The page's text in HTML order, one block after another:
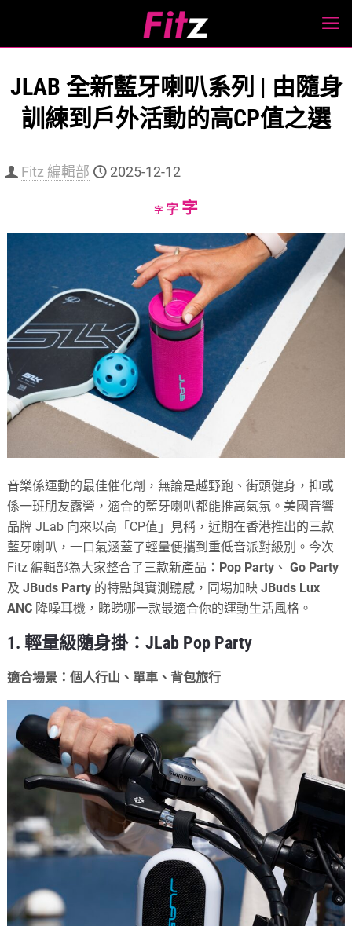
JLAB 全新藍牙喇叭系列 | 由隨身
訓練到戶外活動的高CP值之選
Fitz 編輯部 2025-12-12
字Decrease
size.
字Reset
size.
字Increase
size.
音樂係運動的最佳催化劑，無論是越野跑、街頭健身，抑或
係一班朋友露營，適合的藍牙喇叭都能推高氣氛。美國音響
品牌 JLab 向來以高「CP值」見稱，近期在香港推出的三款
藍牙喇叭，一口氣涵蓋了輕量便攜到重低音派對級別。今次
Fitz 編輯部為大家整合了三款新產品： Pop Party 、 Go Party
及JBuds Party 的特點與實測聽感，同場加映JBuds Lux
ANC 降噪耳機，睇睇哪一款最適合你的運動生活風格。
1. 輕量級隨身掛：JLab Pop Party
適合場景：個人行山、單車、背包旅行